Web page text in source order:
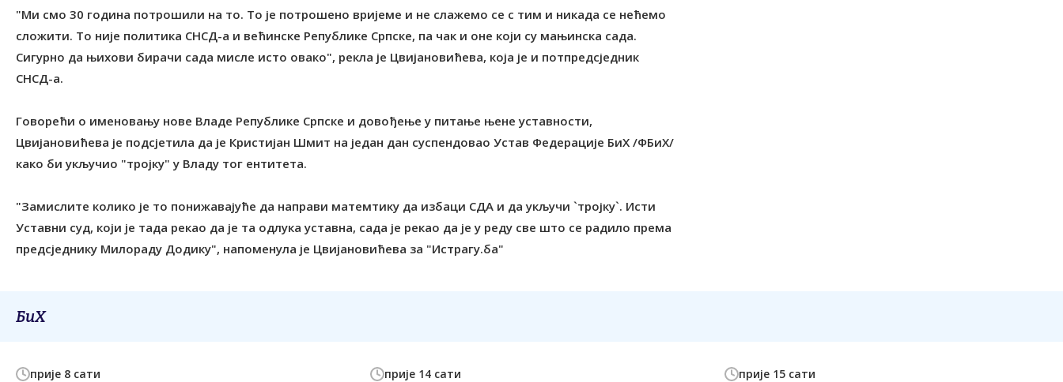
"Ми смо 30 година потрошили на то. То је потрошено вријеме и не слажемо се с тим и никада се нећемо
сложити. То није политика СНСД-а и већинске Републике Српске, па чак и оне који су мањинска сада.
Сигурно да њихови бирачи сада мисле исто овако", рекла је Цвијановићева, која је и потпредсједник
СНСД-а.
Говорећи о именовању нове Владе Републике Српске и довођење у питање њене уставности,
Цвијановићева је подсјетила да је Кристијан Шмит на један дан суспендовао Устав Федерације БиХ /ФБиХ/
како би укључио "тројку" у Владу тог ентитета.
"Замислите колико је то понижавајуће да направи матемтику да избаци СДА и да укључи `тројку`. Исти
Уставни суд, који је тада рекао да је та одлука уставна, сада је рекао да је у реду све што се радило према
предсједнику Милораду Додику", напоменула је Цвијановићева за "Истрагу.ба"
БиХ
прије 8 сати прије 14 сати прије 15 сати